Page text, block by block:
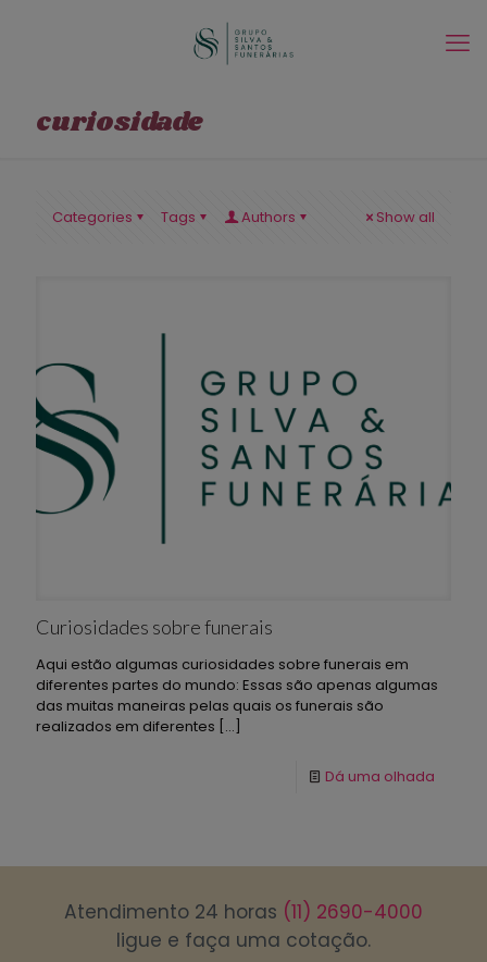
curiosidade
Categories Tags Authors Show all
Curiosidades sobre funerais
Aqui estão algumas curiosidades sobre funerais em
diferentes partes do mundo: Essas são apenas algumas
das muitas maneiras pelas quais os funerais são
realizados em diferentes […]
Dá uma olhada
Atendimento 24 horas (11) 2690-4000
ligue e faça uma cotação.